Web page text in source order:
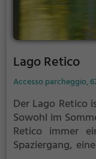
Lago Retico
Accesso parcheggio,
Der Lago Retico
Sowohl im
Retico immer
Spaziergang,